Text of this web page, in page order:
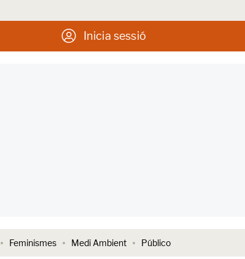
Inicia sessió
Feminismes Medi Ambient Público